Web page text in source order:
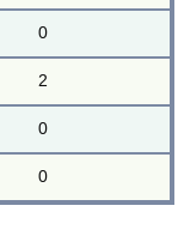
0
2
0
0